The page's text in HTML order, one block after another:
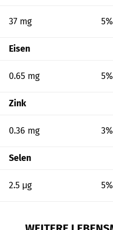
37 mg 5%
Eisen
0.65 mg 5%
Zink
0.36 mg 3%
Selen
2.5 μg 5%